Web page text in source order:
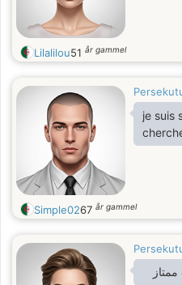
Lilalilou51 år gammel
je suis sincere dans ma demarche je
Simple0267 år gammel